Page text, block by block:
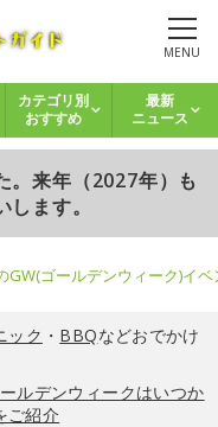
MENU
カテゴリ別
おすすめ
最新
ニュース
。来年（2027年）も
ます。
GW(ゴールデンウィーク)イ
ック ・ BBQなどおでかけ
ルデンウィークはいつか
ご紹介